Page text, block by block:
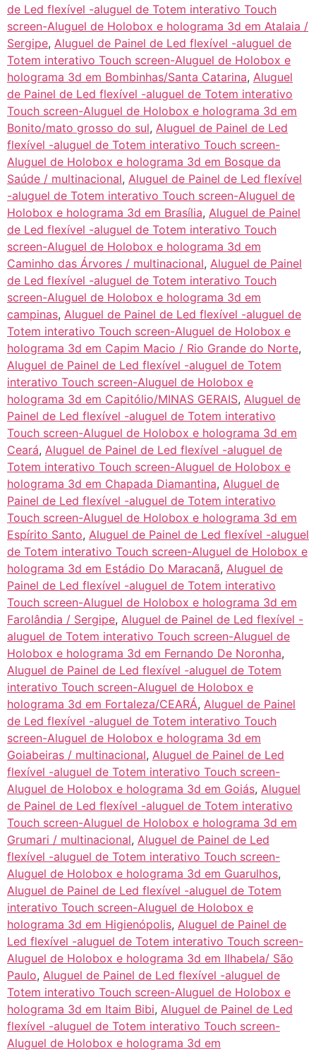
de Led flexível -aluguel de Totem interativo Touch
screen-Aluguel de Holobox e holograma 3d em Atalaia /
Sergipe, Aluguel de Painel de Led flexível -aluguel de
Totem interativo Touch screen-Aluguel de Holobox e
holograma 3d em Bombinhas/Santa Catarina, Aluguel
de Painel de Led flexível -aluguel de Totem interativo
Touch screen-Aluguel de Holobox e holograma 3d em
Bonito/mato grosso do sul, Aluguel de Painel de Led
flexível -aluguel de Totem interativo Touch screen-
Aluguel de Holobox e holograma 3d em Bosque da
Saúde / multinacional, Aluguel de Painel de Led flexível
-aluguel de Totem interativo Touch screen-Aluguel de
Holobox e holograma 3d em Brasília, Aluguel de Painel
de Led flexível -aluguel de Totem interativo Touch
screen-Aluguel de Holobox e holograma 3d em
Caminho das Árvores / multinacional, Aluguel de Painel
de Led flexível -aluguel de Totem interativo Touch
screen-Aluguel de Holobox e holograma 3d em
campinas, Aluguel de Painel de Led flexível -aluguel de
Totem interativo Touch screen-Aluguel de Holobox e
holograma 3d em Capim Macio / Rio Grande do Norte,
Aluguel de Painel de Led flexível -aluguel de Totem
interativo Touch screen-Aluguel de Holobox e
holograma 3d em Capitólio/MINAS GERAIS, Aluguel de
Painel de Led flexível -aluguel de Totem interativo
Touch screen-Aluguel de Holobox e holograma 3d em
Ceará, Aluguel de Painel de Led flexível -aluguel de
Totem interativo Touch screen-Aluguel de Holobox e
holograma 3d em Chapada Diamantina, Aluguel de
Painel de Led flexível -aluguel de Totem interativo
Touch screen-Aluguel de Holobox e holograma 3d em
Espírito Santo, Aluguel de Painel de Led flexível -aluguel
de Totem interativo Touch screen-Aluguel de Holobox e
holograma 3d em Estádio Do Maracanã, Aluguel de
Painel de Led flexível -aluguel de Totem interativo
Touch screen-Aluguel de Holobox e holograma 3d em
Farolândia / Sergipe, Aluguel de Painel de Led flexível -
aluguel de Totem interativo Touch screen-Aluguel de
Holobox e holograma 3d em Fernando De Noronha,
Aluguel de Painel de Led flexível -aluguel de Totem
interativo Touch screen-Aluguel de Holobox e
holograma 3d em Fortaleza/CEARÁ, Aluguel de Painel
de Led flexível -aluguel de Totem interativo Touch
screen-Aluguel de Holobox e holograma 3d em
Goiabeiras / multinacional, Aluguel de Painel de Led
flexível -aluguel de Totem interativo Touch screen-
Aluguel de Holobox e holograma 3d em Goiás, Aluguel
de Painel de Led flexível -aluguel de Totem interativo
Touch screen-Aluguel de Holobox e holograma 3d em
Grumari / multinacional, Aluguel de Painel de Led
flexível -aluguel de Totem interativo Touch screen-
Aluguel de Holobox e holograma 3d em Guarulhos,
Aluguel de Painel de Led flexível -aluguel de Totem
interativo Touch screen-Aluguel de Holobox e
holograma 3d em Higienópolis, Aluguel de Painel de
Led flexível -aluguel de Totem interativo Touch screen-
Aluguel de Holobox e holograma 3d em Ilhabela/ São
Paulo, Aluguel de Painel de Led flexível -aluguel de
Totem interativo Touch screen-Aluguel de Holobox e
holograma 3d em Itaim Bibi, Aluguel de Painel de Led
flexível -aluguel de Totem interativo Touch screen-
Aluguel de Holobox e holograma 3d em